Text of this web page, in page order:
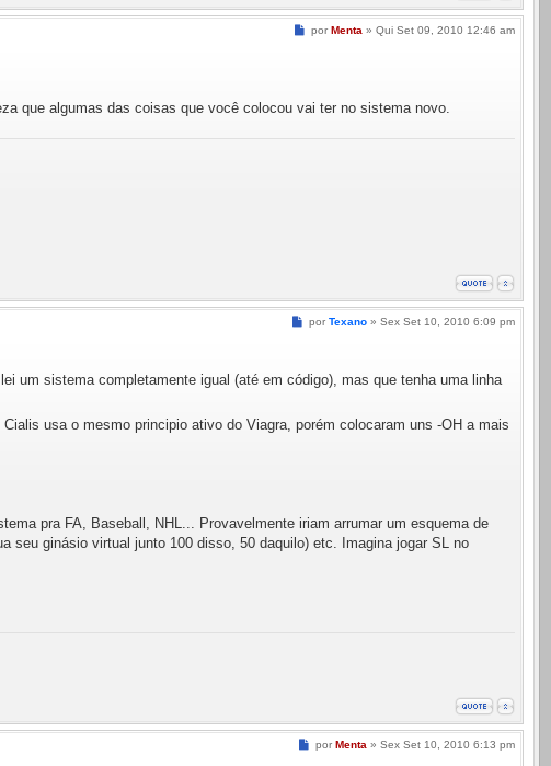
Mensagem
por Menta » Qui Set 09, 2010 12:46 am
que algumas das coisas que você colocou vai ter no sistema novo.
Mensagem
por Texano » Sex Set 10, 2010 6:09 pm
um sistema completamente igual (até em código), mas que tenha uma linha
usa o mesmo principio ativo do Viagra, porém colocaram uns -OH a mais
pra FA, Baseball, NHL... Provavelmente iriam arrumar um esquema de
seu ginásio virtual junto 100 disso, 50 daquilo) etc. Imagina jogar SL no
Mensagem
por Menta » Sex Set 10, 2010 6:13 pm